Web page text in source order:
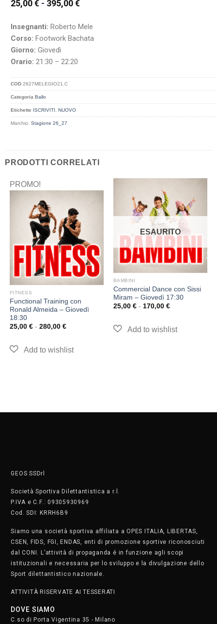
25,00€ - 395,00€
Insegnanti: Roberto Mele
Corso: Footwork Bachata
Giorno: Giovedì
Orario: 21:30 – 22:20
COD2627MELEGIO21.C
Categoria Ballo
Etichette ISCRIVITI ,NUOVO
Marchio:Stagione 26_27
PRODOTTI CORRELATI
PROMO!
FITNESS
Functional Training con
Ronald Almeida – Giovedì
18:30
25,00 € - 280,00 €
ESAURITO
BAMBINI
Commercial Dance con Sissi
Miram – Giovedì 17:30
25,00 € - 170,00 €
GEOS SSDrl
Società Sportiva Dilettantistica a r.l.
P.IVA e C.F.: 09305930969
Cod. SDI: KRRH6B9
Siamo una società sportiva affiliata a OPES ITALIA, LIBERTAS,
CSEN, FIDS, FGI, ENDAS, enti di promozione sportive riconosciuti
dal CONI. L’attività di propaganda é in funzione agli scopi
istituzionali e necessaria per lo sviluppo e la divulgazione dello
Sport dilettantistico nazionale.
ATTIVITÀ RISERVATE AI TESSERATI
DOVE SIAMO
C.so di Porta Vigentina 35 - Milano